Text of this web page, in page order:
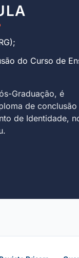
do Curso de
Graduação, é
de conclusão
de Identidade,